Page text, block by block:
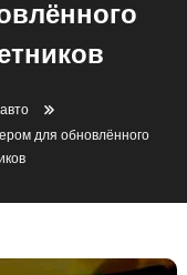
для обновлённого